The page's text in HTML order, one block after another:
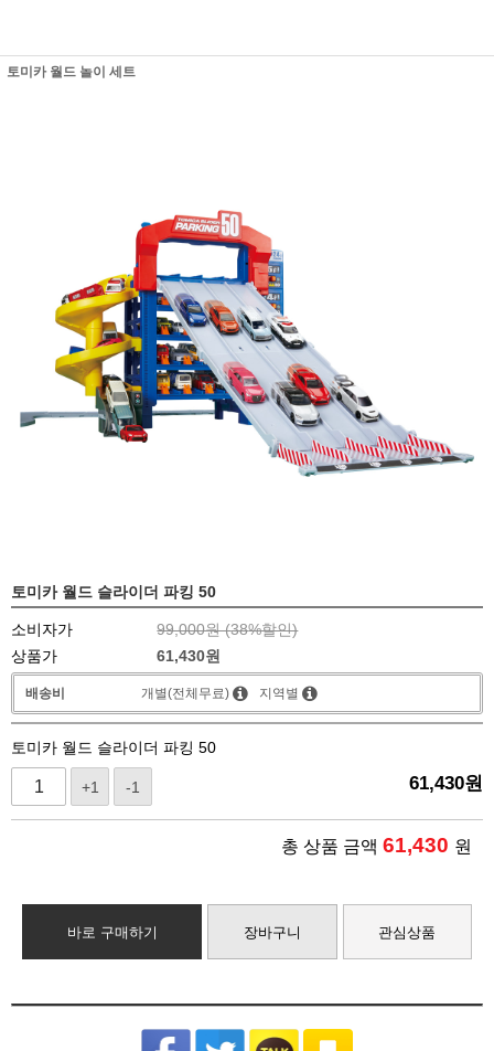
토미카 월드 놀이 세트
토미카 월드 슬라이더 파킹 50
소비자가 99,000원 (38%할인)
상품가
61,430원
배송비 개별(전체무료) 지역별
토미카 월드 슬라이더 파킹 50
+1 -1 61,430원
총 상품 금액 61,430 원
바로 구매하기 장바구니 관심상품